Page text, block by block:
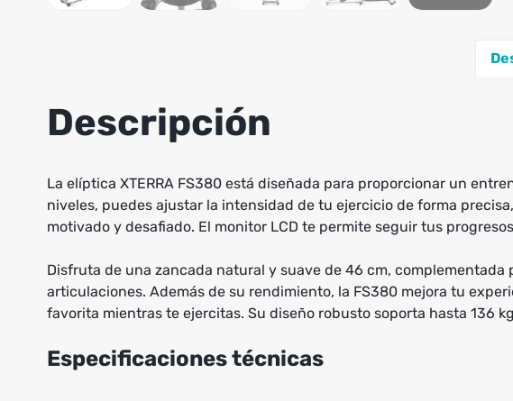
Descripción
La elíptica XTERRA FS380 está diseñada para proporcionar un
niveles, puedes ajustar la intensidad de tu ejercicio de forma
motivado y desafiado. El monitor LCD te permite seguir tus
Disfruta de una zancada natural y suave de 46 cm,
articulaciones. Además de su rendimiento, la FS380 mejora tu
favorita mientras te ejercitas. Su diseño robusto soporta hasta 136
Especificaciones técnicas